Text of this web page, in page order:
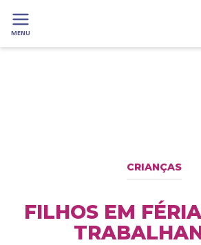
MENU
CRIANÇAS
FILHOS EM